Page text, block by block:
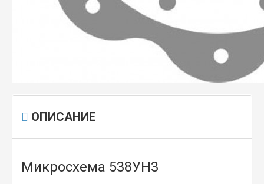
ОПИСАНИЕ
Микросхема 538УН3